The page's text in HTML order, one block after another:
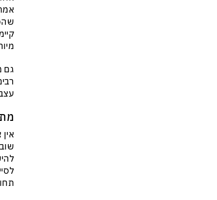
גם